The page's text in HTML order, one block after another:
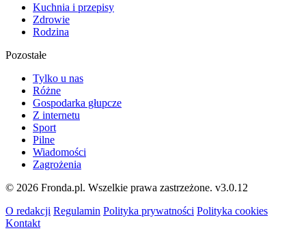
Kuchnia i przepisy
Zdrowie
Rodzina
Pozostałe
Tylko u nas
Różne
Gospodarka głupcze
Z internetu
Sport
Pilne
Wiadomości
Zagrożenia
© 2026 Fronda.pl. Wszelkie prawa zastrzeżone. v3.0.12
O redakcji Regulamin Polityka prywatności Polityka cookies
Kontakt